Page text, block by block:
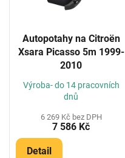
Autopotahy na Citroën
Xsara Picasso 5m 1999-
2010
Výroba- do 14 pracovních
dnů
6 269 Kč bez DPH
7 586 Kč
Detail